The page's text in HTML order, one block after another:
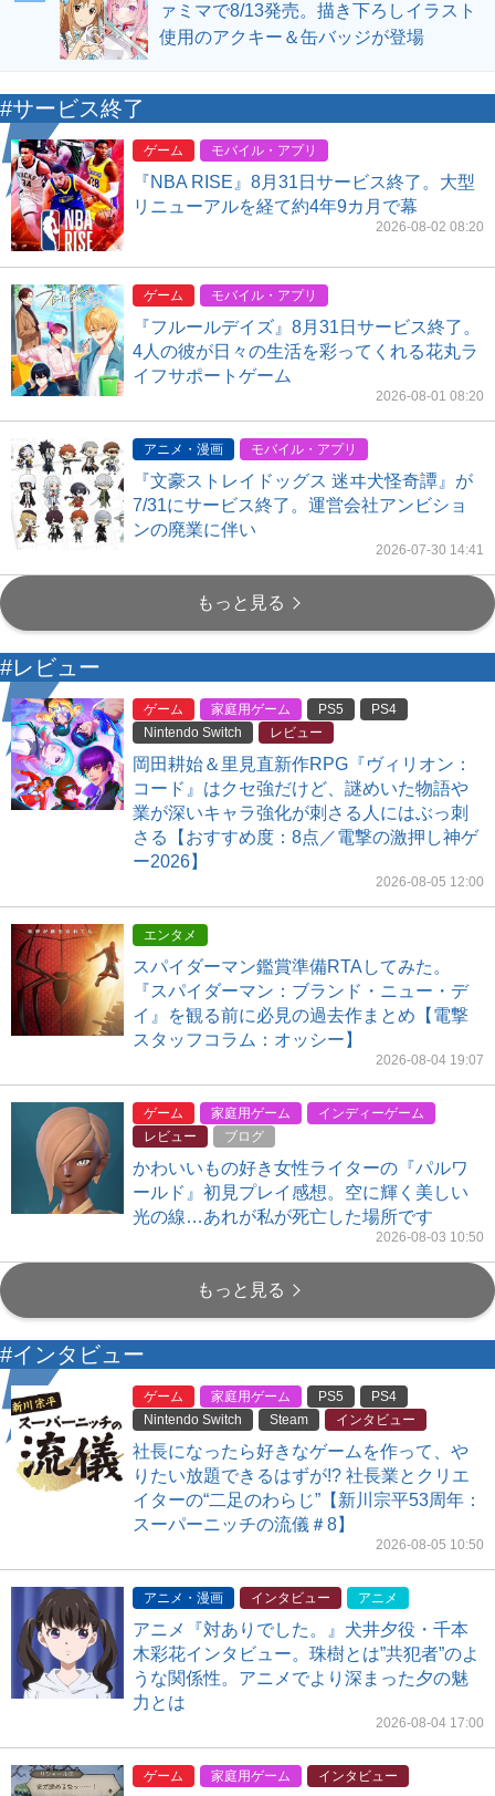
ァミマで8/13発売。描き下ろしイラスト
使用のアクキー＆缶バッジが登場
#サービス終了
ゲーム モバイル・アプリ
『NBA RISE』8月31日サービス終了。大型
リニューアルを経て約4年9カ月で幕
2026-08-02 08:20
ゲーム モバイル・アプリ
『フルールデイズ』8月31日サービス終了。
4人の彼が日々の生活を彩ってくれる花丸ラ
イフサポートゲーム
2026-08-01 08:20
アニメ・漫画 モバイル・アプリ
『文豪ストレイドッグス 迷ヰ犬怪奇譚』が
7/31にサービス終了。運営会社アンビショ
ンの廃業に伴い
2026-07-30 14:41
もっと見る
#レビュー
ゲーム 家庭用ゲーム PS5
PS4
Nintendo Switch
レビュー
岡田耕始＆里見直新作RPG『ヴィリオン：
コード』はクセ強だけど、謎めいた物語や
業が深いキャラ強化が刺さる人にはぶっ刺
さる【おすすめ度：8点／電撃の激押し神ゲ
ー2026】
2026-08-05 12:00
エンタメ
スパイダーマン鑑賞準備RTAしてみた。
『スパイダーマン：ブランド・ニュー・デ
イ』を観る前に必見の過去作まとめ【電撃
スタッフコラム：オッシー】
2026-08-04 19:07
ゲーム 家庭用ゲーム
インディーゲーム
レビュー
ブログ
かわいいもの好き女性ライターの『パルワ
ールド』初見プレイ感想。空に輝く美しい
光の線…あれが私が死亡した場所です
2026-08-03 10:50
もっと見る
#インタビュー
ゲーム 家庭用ゲーム PS5
PS4
Nintendo Switch
Steam インタビュー
社長になったら好きなゲームを作って、や
りたい放題できるはずが!? 社長業とクリエ
イターの“二足のわらじ”【新川宗平53周年：
スーパーニッチの流儀＃8】
2026-08-05 10:50
アニメ・漫画 インタビュー アニメ
アニメ『対ありでした。』犬井夕役・千本
木彩花インタビュー。珠樹とは”共犯者”のよ
うな関係性。アニメでより深まった夕の魅
力とは
2026-08-04 17:00
ゲーム 家庭用ゲーム インタビュー